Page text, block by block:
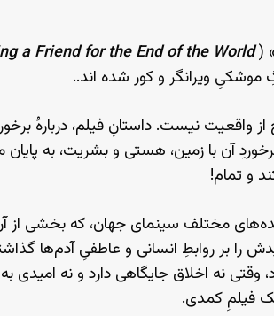
»
a Friend for the End of the World
موشکیِ ویرانگر و کور شده اند..
از واقعیت نیست. داستانِ فیلم، دربارهُ
آن با زمین، هستی و بشریت، به
و تمام!
مختلف سینمای جهان، که بخشی از
را بر روابطِ انسانی و عاطفیِ آدم‌ها
نه اخلاق جایگاهی دارد و نه امیدی
فیلمِ کمدی.